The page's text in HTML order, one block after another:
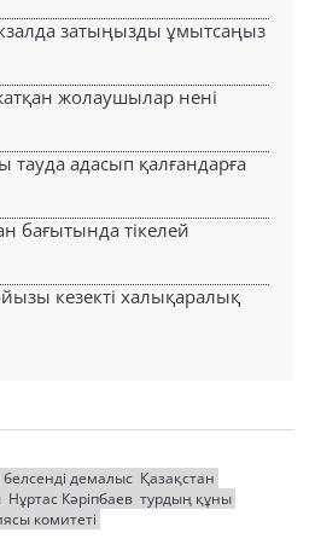
затыңызды ұмытсаңыз
жолаушылар нені
адасып қалғандарға
бағытында тікелей
кезекті халықаралық
белсенді демалыс Қазақстан
Нұртас Кәріпбаев турдың құны
комитеті